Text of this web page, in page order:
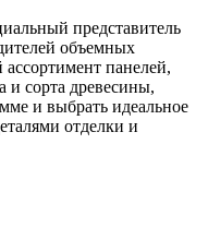
представитель
объемных
панелей,
сорта древесины,
и выбрать идеальное
отделки и